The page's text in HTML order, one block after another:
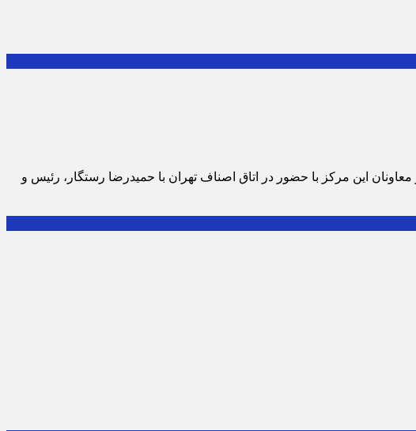
تعدادی از معاونان این مرکز با حضور در اتاق اصناف تهران با حمیدرضا رستگار، رئیس و